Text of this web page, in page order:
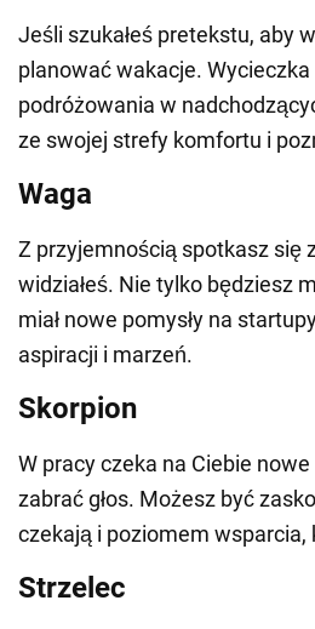
Jeśli szukałeś pretekstu, aby
planować wakacje.
podróżowania w
ze swojej strefy komfortu i
Waga
Z przyjemnością spotkasz się
widziałeś. Nie tylko będziesz
miał nowe pomysły na
aspiracji i marzeń.
Skorpion
W pracy czeka na Ciebie
zabrać głos. Możesz być
czekają i poziomem wsparcia,
Strzelec